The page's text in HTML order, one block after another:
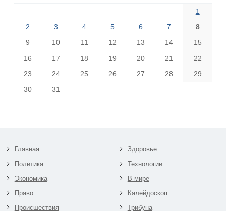
1
2
3 4 5 6 7
8
9
10 11 12 13 14
15
16
17 18 19 20 21
22
23
24 25 26 27 28
29
30
31
Главная
Политика
Экономика
Право
Происшествия
Здоровье
Технологии
В мире
Калейдоскоп
Трибуна